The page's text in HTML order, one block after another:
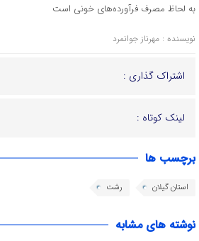
به لحاظ مصرف فرآورده‌های خونی است
نویسنده : مهرناز جوانمرد
اشتراک گذاری :
لینک کوتاه :
برچسب ها
استان گیلان رشت
نوشته های مشابه